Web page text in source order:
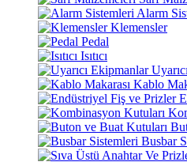
Alarm
Klemensler
Pedal
Isıtıcı
Kablo
Busbar